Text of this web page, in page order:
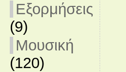
Εξορμήσεις
(9)
Μουσική
(120)